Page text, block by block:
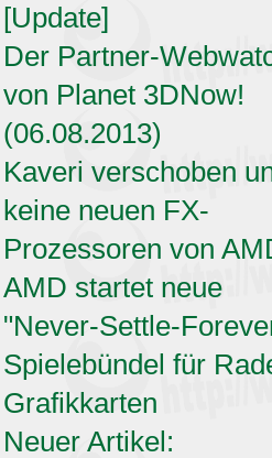
[Update]
Der Partner-
von Planet 3DNow!
(06.08.2013)
Kaveri verschoben
keine neuen FX-
Prozessoren von
AMD startet neue
"Never-Settle-
Spielebündel für
Grafikkarten
Neuer Artikel: